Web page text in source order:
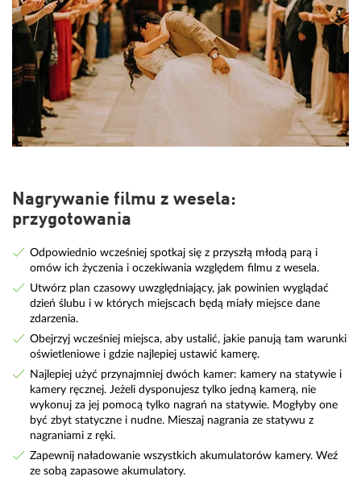
Nagrywanie filmu z wesela:
przygotowania
Odpowiednio wcześniej spotkaj się z przyszłą młodą parą i
omów ich życzenia i oczekiwania względem filmu z wesela.
Utwórz plan czasowy uwzględniający, jak powinien wyglądać
dzień ślubu i w których miejscach będą miały miejsce dane
zdarzenia.
Obejrzyj wcześniej miejsca, aby ustalić, jakie panują tam warunki
oświetleniowe i gdzie najlepiej ustawić kamerę.
Najlepiej użyć przynajmniej dwóch kamer: kamery na statywie i
kamery ręcznej. Jeżeli dysponujesz tylko jedną kamerą, nie
wykonuj za jej pomocą tylko nagrań na statywie. Mogłyby one
być zbyt statyczne i nudne. Mieszaj nagrania ze statywu z
nagraniami z ręki.
Zapewnij naładowanie wszystkich akumulatorów kamery. Weź
ze sobą zapasowe akumulatory.